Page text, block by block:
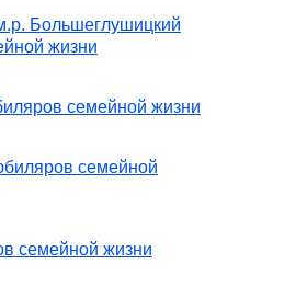
Большеглушицкий
жизни
семейной жизни
семейной
семейной жизни